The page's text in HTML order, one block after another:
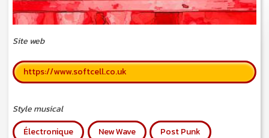
Site web
https://www.softcell.co.uk
Style musical
Électronique
New Wave Post Punk